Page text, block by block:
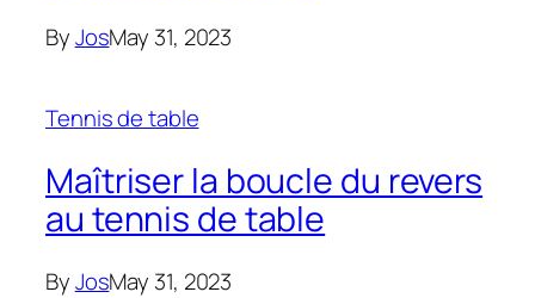
ByJosMay 31, 2023
Tennis de table
Maîtriser la boucle du revers
au tennis de table
ByJosMay 31, 2023